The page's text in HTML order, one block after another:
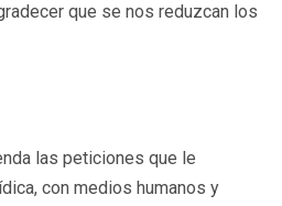
que se nos reduzcan los
las peticiones que le
con medios humanos y